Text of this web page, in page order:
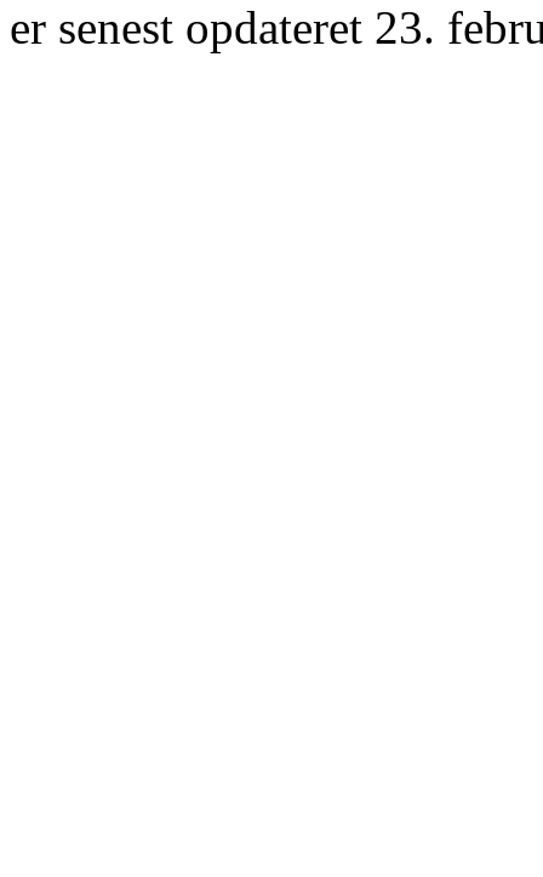
er senest opdateret 23.